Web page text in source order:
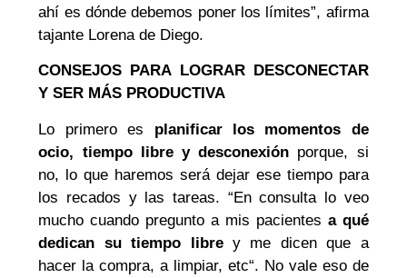
ahí es dónde debemos poner los límites”, afirma
tajante Lorena de Diego.
CONSEJOS PARA LOGRAR DESCONECTAR
Y SER MÁS PRODUCTIVA
Lo primero es planificar los momentos de
ocio, tiempo libre y desconexión porque, si
no, lo que haremos será dejar ese tiempo para
los recados y las tareas. “En consulta lo veo
mucho cuando pregunto a mis pacientes a qué
dedican su tiempo librey me dicen que a
hacer la compra, a limpiar, etc“. No vale eso de